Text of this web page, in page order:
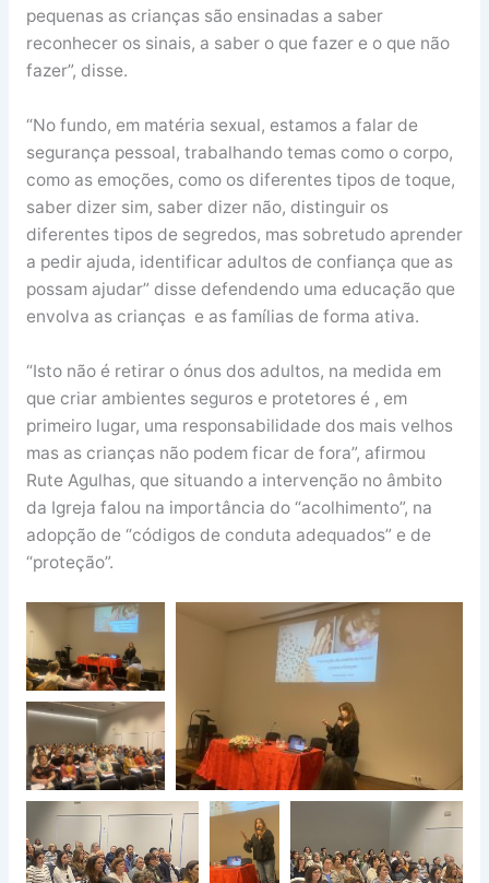
pequenas as crianças são ensinadas a saber
reconhecer os sinais, a saber o que fazer e o que não
fazer”, disse.
“No fundo, em matéria sexual, estamos a falar de
segurança pessoal, trabalhando temas como o corpo,
como as emoções, como os diferentes tipos de toque,
saber dizer sim, saber dizer não, distinguir os
diferentes tipos de segredos, mas sobretudo aprender
a pedir ajuda, identificar adultos de confiança que as
possam ajudar” disse defendendo uma educação que
envolva as crianças e as famílias de forma ativa.
“Isto não é retirar o ónus dos adultos, na medida em
que criar ambientes seguros e protetores é , em
primeiro lugar, uma responsabilidade dos mais velhos
mas as crianças não podem ficar de fora”, afirmou
Rute Agulhas, que situando a intervenção no âmbito
da Igreja falou na importância do “acolhimento”, na
adopção de “códigos de conduta adequados” e de
“proteção”.